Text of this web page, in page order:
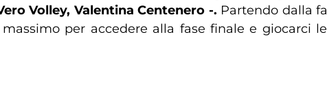
Volley, Valentina Centenero -. Partendo dalla
per accedere alla fase finale e giocarci